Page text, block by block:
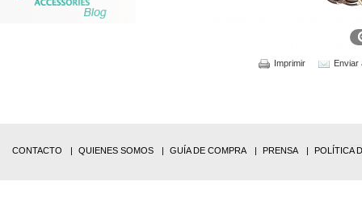
Enviar
Imprimir
CONTACTO QUIENES SOMOS GUÍA DE COMPRA PRENSA POLÍTICA